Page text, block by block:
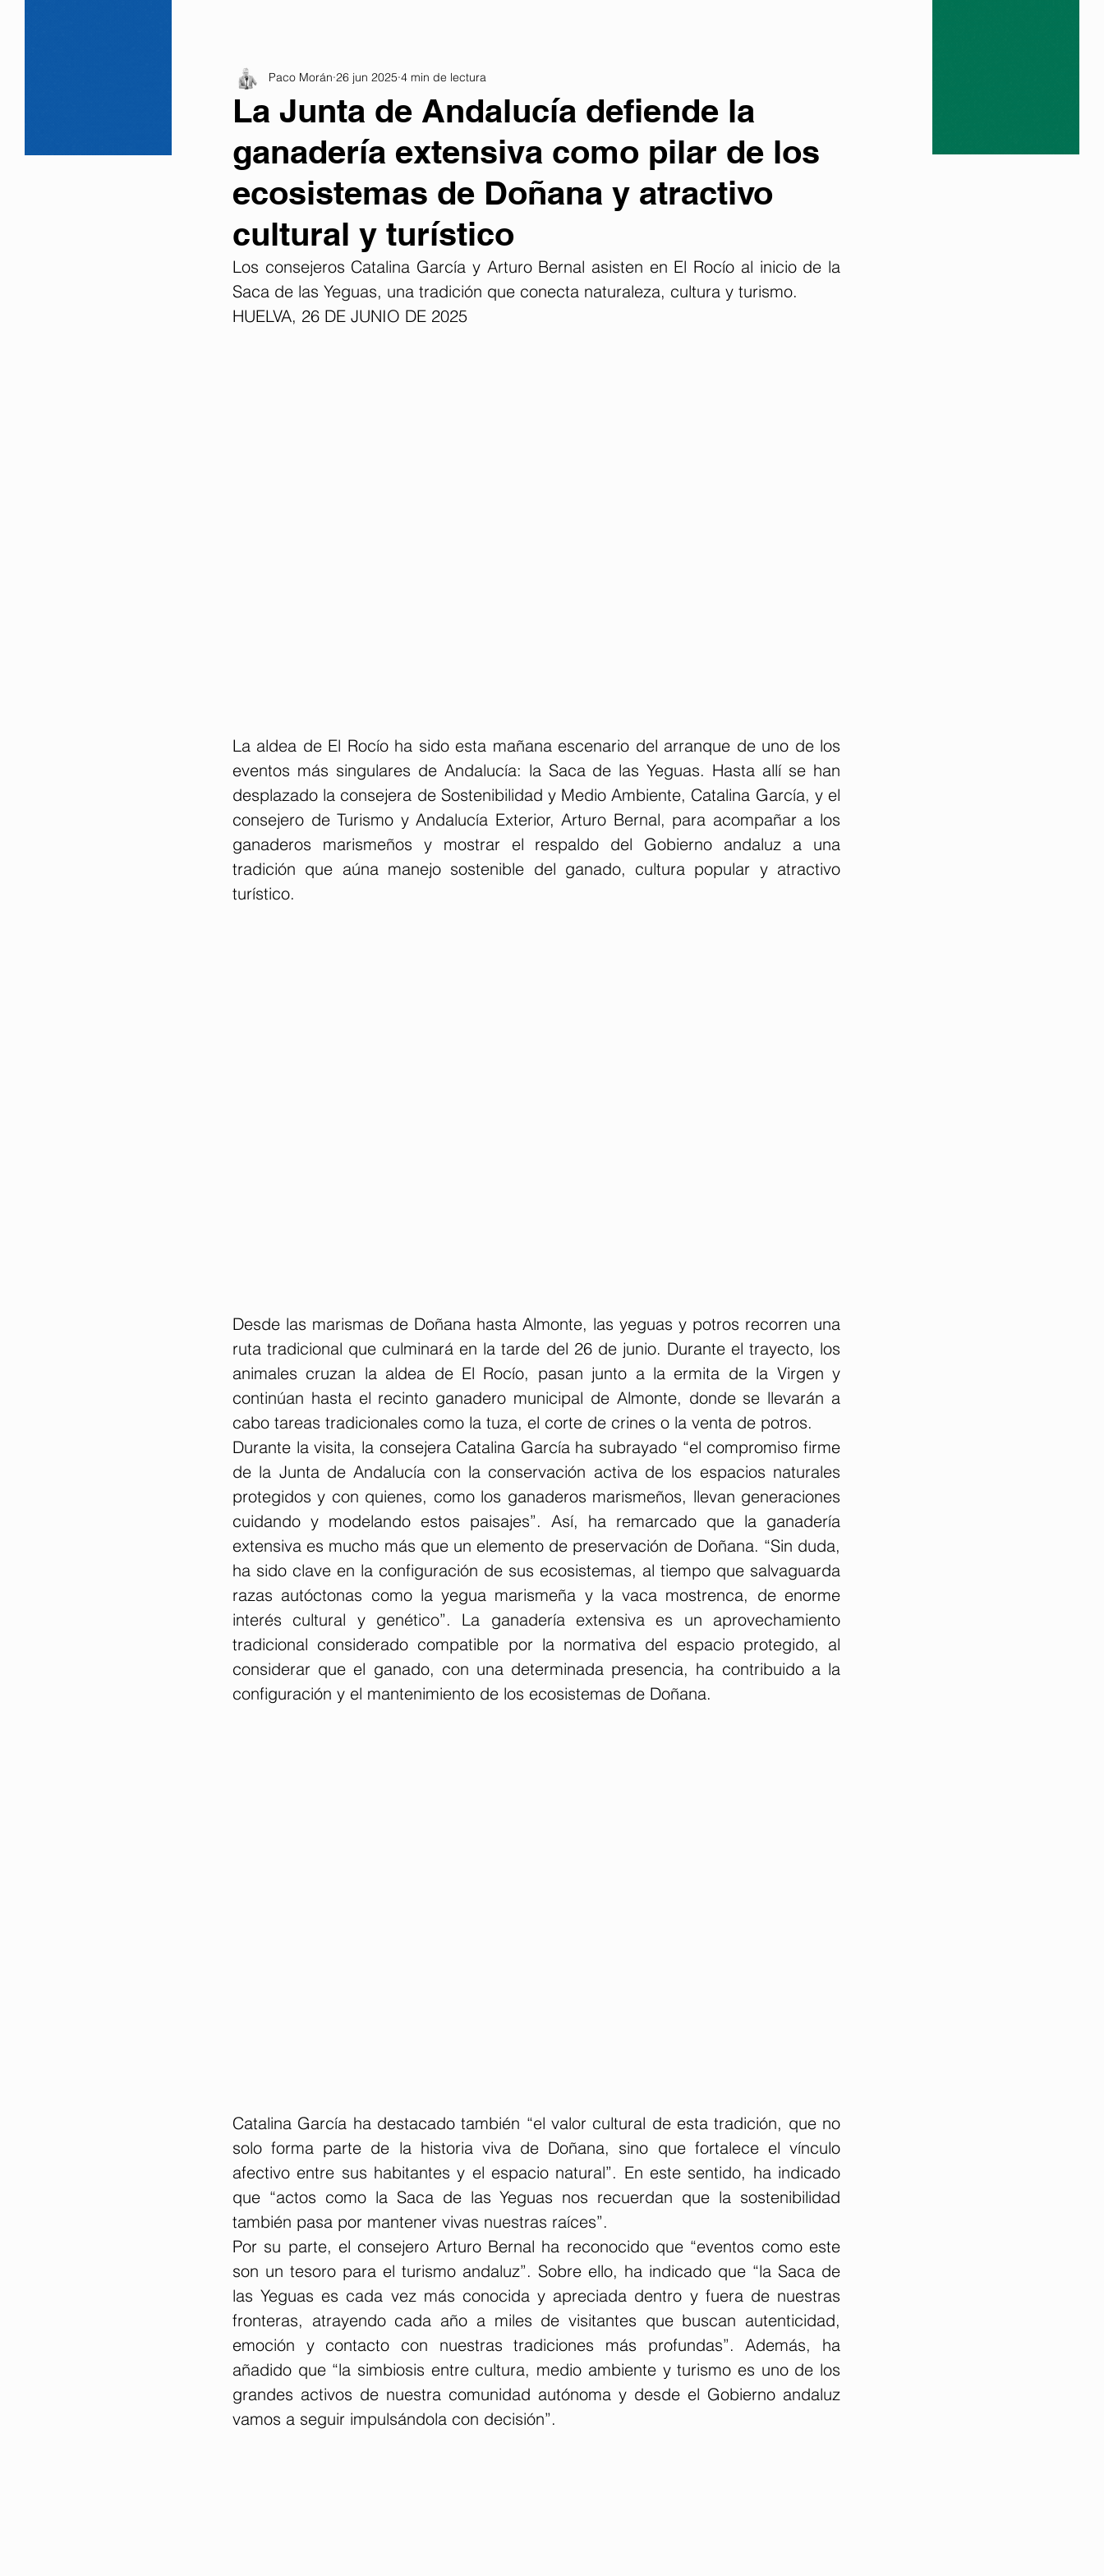
La Junta de Andalucía defiende la
ganadería extensiva como pilar de los
ecosistemas de Doñana y atractivo
cultural y turístico
Paco Morán 26 jun 2025 4 min de lectura
Los consejeros Catalina García y Arturo Bernal asisten en El Rocío al inicio de la
Saca de las Yeguas, una tradición que conecta naturaleza, cultura y turismo.
HUELVA, 26 DE JUNIO DE 2025
La aldea de El Rocío ha sido esta mañana escenario del arranque de uno de los
eventos más singulares de Andalucía: la Saca de las Yeguas. Hasta allí se han
desplazado la consejera de Sostenibilidad y Medio Ambiente, Catalina García, y el
consejero de Turismo y Andalucía Exterior, Arturo Bernal, para acompañar a los
ganaderos marismeños y mostrar el respaldo del Gobierno andaluz a una
tradición que aúna manejo sostenible del ganado, cultura popular y atractivo
turístico.
Desde las marismas de Doñana hasta Almonte, las yeguas y potros recorren una
ruta tradicional que culminará en la tarde del 26 de junio. Durante el trayecto, los
animales cruzan la aldea de El Rocío, pasan junto a la ermita de la Virgen y
continúan hasta el recinto ganadero municipal de Almonte, donde se llevarán a
cabo tareas tradicionales como la tuza, el corte de crines o la venta de potros.
Durante la visita, la consejera Catalina García ha subrayado “el compromiso firme
de la Junta de Andalucía con la conservación activa de los espacios naturales
protegidos y con quienes, como los ganaderos marismeños, llevan generaciones
cuidando y modelando estos paisajes”. Así, ha remarcado que la ganadería
extensiva es mucho más que un elemento de preservación de Doñana. “Sin duda,
ha sido clave en la configuración de sus ecosistemas, al tiempo que salvaguarda
razas autóctonas como la yegua marismeña y la vaca mostrenca, de enorme
interés cultural y genético”. La ganadería extensiva es un aprovechamiento
tradicional considerado compatible por la normativa del espacio protegido, al
considerar que el ganado, con una determinada presencia, ha contribuido a la
configuración y el mantenimiento de los ecosistemas de Doñana.
Catalina García ha destacado también “el valor cultural de esta tradición, que no
solo forma parte de la historia viva de Doñana, sino que fortalece el vínculo
afectivo entre sus habitantes y el espacio natural”. En este sentido, ha indicado
que “actos como la Saca de las Yeguas nos recuerdan que la sostenibilidad
también pasa por mantener vivas nuestras raíces”.
Por su parte, el consejero Arturo Bernal ha reconocido que “eventos como este
son un tesoro para el turismo andaluz”. Sobre ello, ha indicado que “la Saca de
las Yeguas es cada vez más conocida y apreciada dentro y fuera de nuestras
fronteras, atrayendo cada año a miles de visitantes que buscan autenticidad,
emoción y contacto con nuestras tradiciones más profundas”. Además, ha
añadido que “la simbiosis entre cultura, medio ambiente y turismo es uno de los
grandes activos de nuestra comunidad autónoma y desde el Gobierno andaluz
vamos a seguir impulsándola con decisión”.